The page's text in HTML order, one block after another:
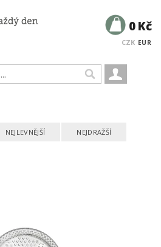
CZK EUR
0 Kč
NEJLEVNĚJŠÍ NEJDRAŽŠÍ